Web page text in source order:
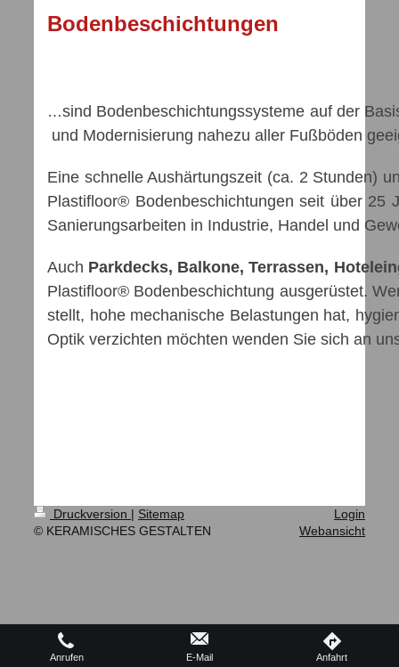
Bodenbeschichtungen
…sind
und Modernisierung nahezu aller Fußböden
Eine schnelle Aushärtungszeit
Plastifloor®
Sanierungsarbeiten in Industrie, Handel und
Auch Parkdecks, Balkone, Terrassen,
Plastifloor® Bodenbeschichtung
stellt, hohe mechanische
Optik verzichten möchten wenden Sie sich an
Druckversion | Sitemap
© KERAMISCHES GESTALTEN
Login
Webansicht
Anrufen E-Mail Anfahrt